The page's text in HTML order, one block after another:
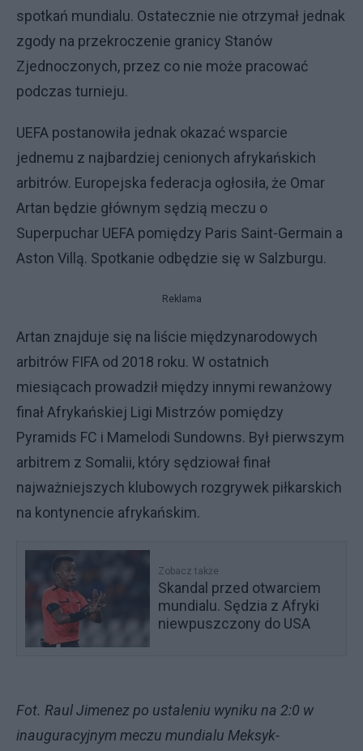
spotkań mundialu. Ostatecznie nie otrzymał jednak
zgody na przekroczenie granicy Stanów
Zjednoczonych, przez co nie może pracować
podczas turnieju.
UEFA postanowiła jednak okazać wsparcie
jednemu z najbardziej cenionych afrykańskich
arbitrów. Europejska federacja ogłosiła, że Omar
Artan będzie głównym sędzią meczu o
Superpuchar UEFA pomiędzy Paris Saint-Germain a
Aston Villą. Spotkanie odbędzie się w Salzburgu.
Reklama
Artan znajduje się na liście międzynarodowych
arbitrów FIFA od 2018 roku. W ostatnich
miesiącach prowadził między innymi rewanżowy
finał Afrykańskiej Ligi Mistrzów pomiędzy
Pyramids FC i Mamelodi Sundowns. Był pierwszym
arbitrem z Somalii, który sędziował finał
najważniejszych klubowych rozgrywek piłkarskich
na kontynencie afrykańskim.
Zobacz także
Skandal przed otwarciem
mundialu. Sędzia z Afryki
niewpuszczony do USA
Fot. Raul Jimenez po ustaleniu wyniku na 2:0 w
inauguracyjnym meczu mundialu Meksyk-